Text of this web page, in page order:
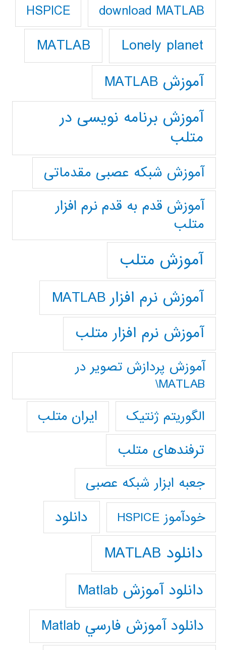
download MATLAB
HSPICE
Lonely planet
MATLAB
آموزش MATLAB
آموزش برنامه نویسی در
متلب
آموزش شبکه عصبی مقدماتی
آموزش قدم به قدم نرم افزار
متلب
آموزش متلب
آموزش نرم افزار MATLAB
آموزش نرم افزار متلب
آموزش پردازش تصوير در
MATLAB\
الگوریتم ژنتیک
ایران متلب
ترفندهای متلب
جعبه ابزار شبکه عصبی
خودآموز HSPICE دانلود
دانلود MATLAB
دانلود آموزش Matlab
دانلود آموزش فارسي Matlab